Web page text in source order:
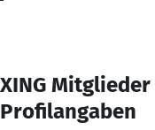
XING
Profilangaben